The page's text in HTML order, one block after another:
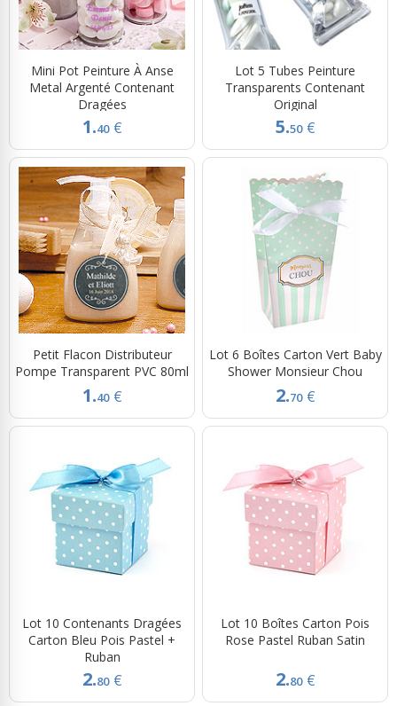
Mini Pot Peinture À Anse
Metal Argenté Contenant
Dragées
1.40 €
Lot 5 Tubes Peinture
Transparents Contenant
Original
5.50 €
Petit Flacon Distributeur
Pompe Transparent PVC 80ml
1.40 €
Lot 6 Boîtes Carton Vert Baby
Shower Monsieur Chou
2.70 €
Lot 10 Contenants Dragées
Carton Bleu Pois Pastel +
Ruban
2.80 €
Lot 10 Boîtes Carton Pois
Rose Pastel Ruban Satin
2.80 €